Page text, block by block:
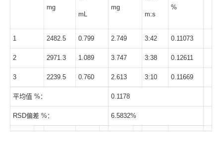
mg
mL
mg
m:s
%
1 2482.5 0.799 2.749 3:42 0.11073
2 2971.3 1.089 3.747 3:38 0.12611
3 2239.5 0.760 2.613 3:10 0.11669
平均值 %： 0.1178
RSD偏差 %： 6.5832%